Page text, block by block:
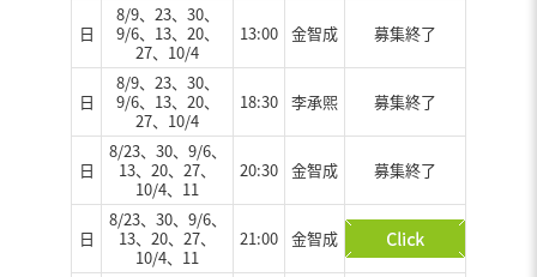
日
8/9、23、30、
9/6、13、20、
27、10/4
13:00 金智成 募集終了
日
8/9、23、30、
9/6、13、20、
27、10/4
18:30 李承煕 募集終了
日
8/23、30、9/6、
13、20、27、
10/4、11
20:30 金智成 募集終了
日
8/23、30、9/6、
13、20、27、
10/4、11
21:00 金智成